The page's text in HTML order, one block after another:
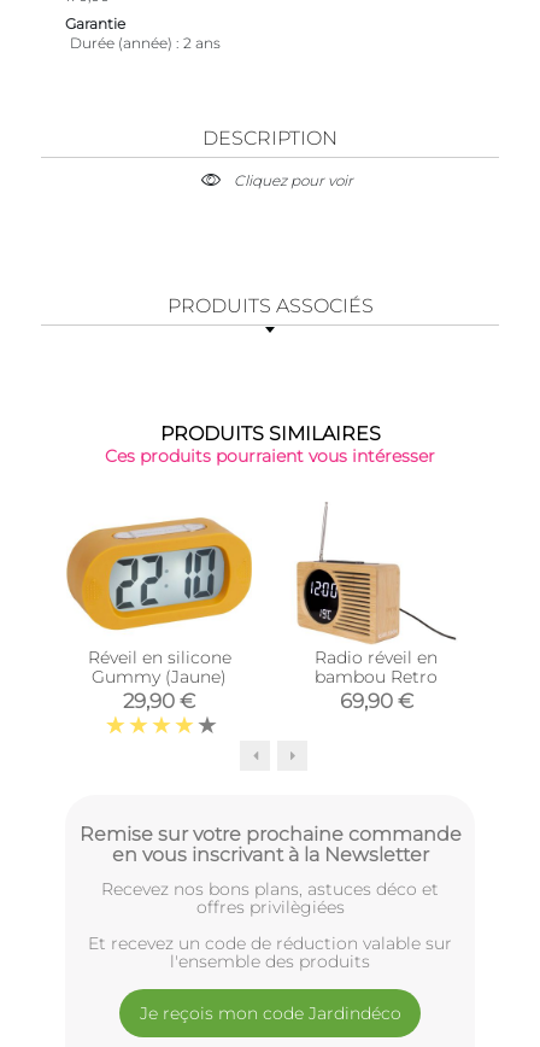
Garantie
Durée (année)
2 ans
DESCRIPTION
Cliquez pour voir
PRODUITS ASSOCIÉS
PRODUITS SIMILAIRES
Ces produits pourraient vous intéresser
Réveil en silicone
Gummy (Jaune)
29,90 €
Radio réveil en
bambou Retro
69,90 €
Remise sur votre prochaine commande
en vous inscrivant à la Newsletter
Recevez nos bons plans, astuces déco et
offres privilègiées
Et recevez un code de réduction valable sur
l'ensemble des produits
Je reçois mon code Jardindéco